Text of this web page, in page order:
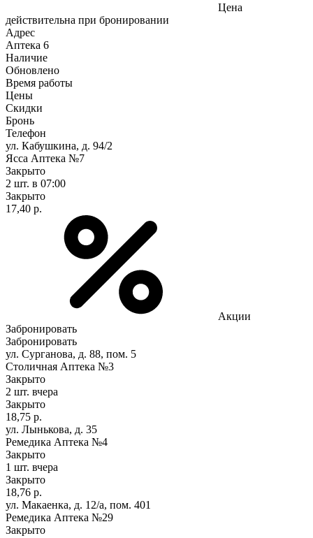
Цена
действительна при бронировании
Адрес
Аптека 6
Наличие
Обновлено
Время работы
Цены
Скидки
Бронь
Телефон
ул. Кабушкина, д. 94/2
Ясса Аптека №7
Закрыто
2 шт. в 07:00
Закрыто
17,40 р.
Акции
Забронировать
Забронировать
ул. Сурганова, д. 88, пом. 5
Столичная Аптека №3
Закрыто
2 шт. вчера
Закрыто
18,75 р.
ул. Лынькова, д. 35
Ремедика Аптека №4
Закрыто
1 шт. вчера
Закрыто
18,76 р.
ул. Макаенка, д. 12/а, пом. 401
Ремедика Аптека №29
Закрыто